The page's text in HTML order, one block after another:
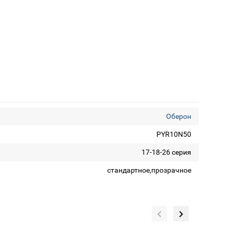
Оберон
PYR10N50
17-18-26 серия
стандартное,прозрачное